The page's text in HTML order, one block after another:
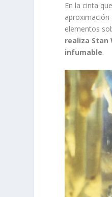
En la cinta
aproximación
elementos
realiza Stan
infumable.